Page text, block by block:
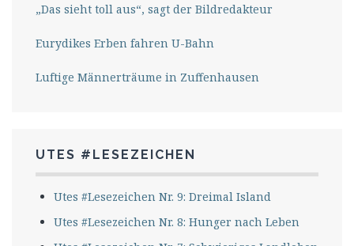
„Das sieht toll aus“, sagt der Bildredakteur
Eurydikes Erben fahren U-Bahn
Luftige Männerträume in Zuffenhausen
UTES #LESEZEICHEN
Utes #Lesezeichen Nr. 9: Dreimal Island
Utes #Lesezeichen Nr. 8: Hunger nach Leben